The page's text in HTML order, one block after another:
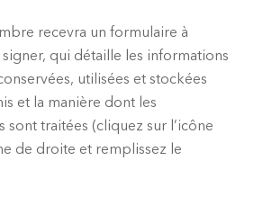
recevra un formulaire à
qui détaille les informations
utilisées et stockées
et la manière dont les
sont traitées (cliquez sur l’icône
de droite et remplissez le